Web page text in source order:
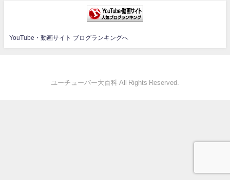
YouTube・動画サイト ブログランキングへ
ユーチューバー大百科 All Rights Reserved.